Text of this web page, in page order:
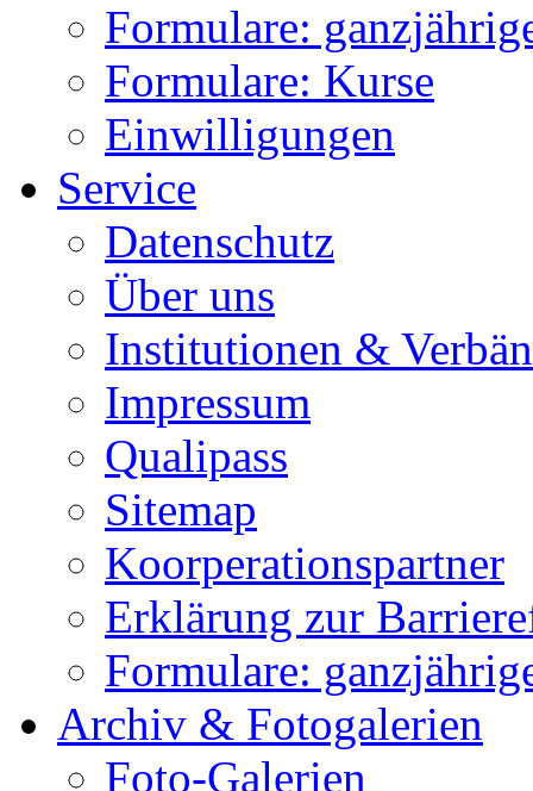
Formulare:
Formulare: Kurse
Einwilligungen
Service
Datenschutz
Über uns
Institutionen &
Impressum
Qualipass
Sitemap
Koorperationspartner
Erklärung zur
Formulare:
Archiv & Fotogalerien
Foto-Galerien